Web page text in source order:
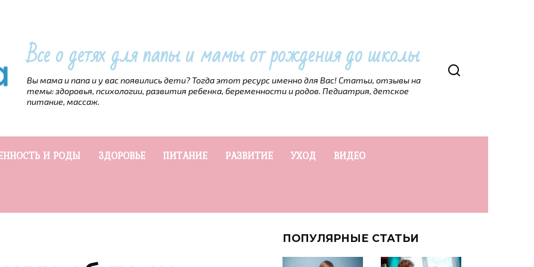
Все о детях для папы и мамы от рождения до школы
Вы мама и папа и у вас появились дети? Тогда этот ресурс именно для Вас! Статьи, отзывы на
темы: здоровья, психологии, развития ребенка, беременности и родов. Педиатрия, детское
питание, массаж.
И РОДЫ ЗДОРОВЬЕ ПИТАНИЕ РАЗВИТИЕ УХОД ВИДЕО
ПОПУЛЯРНЫЕ СТАТЬИ